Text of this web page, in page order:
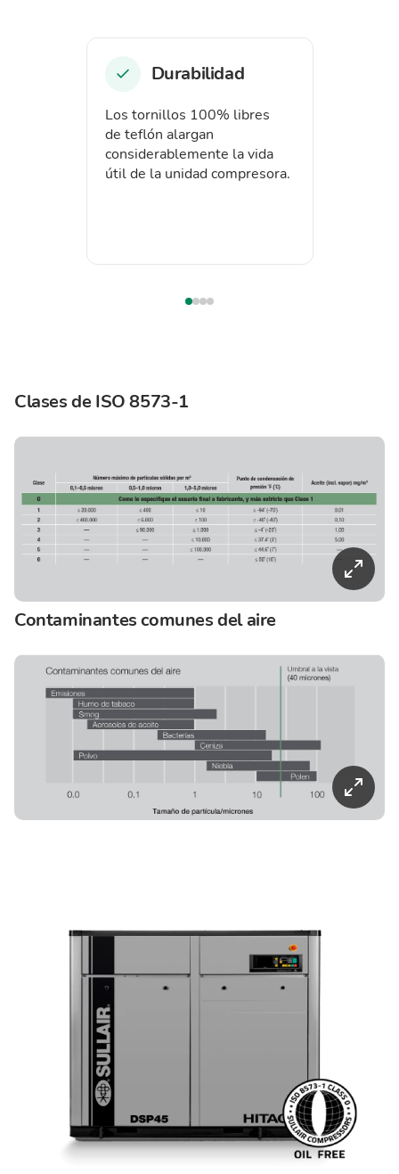
Durabilidad
Los tornillos 100% libres
de teflón alargan
considerablemente la vida
útil de la unidad compresora.
Clases de ISO 8573-1
Contaminantes comunes del aire